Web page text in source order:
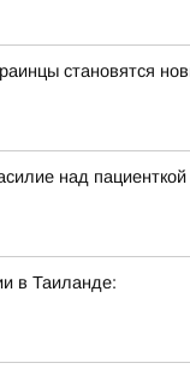
становятся
над
в Таиланде: